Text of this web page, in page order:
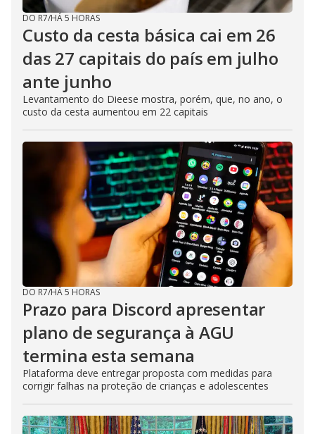
DO R7/HÁ 5 HORAS
Custo da cesta básica cai em 26
das 27 capitais do país em julho
ante junho
Levantamento do Dieese mostra, porém, que, no ano, o
custo da cesta aumentou em 22 capitais
DO R7/HÁ 5 HORAS
Prazo para Discord apresentar
plano de segurança à AGU
termina esta semana
Plataforma deve entregar proposta com medidas para
corrigir falhas na proteção de crianças e adolescentes